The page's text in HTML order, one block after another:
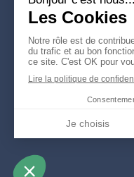
à la
prise de
©2023